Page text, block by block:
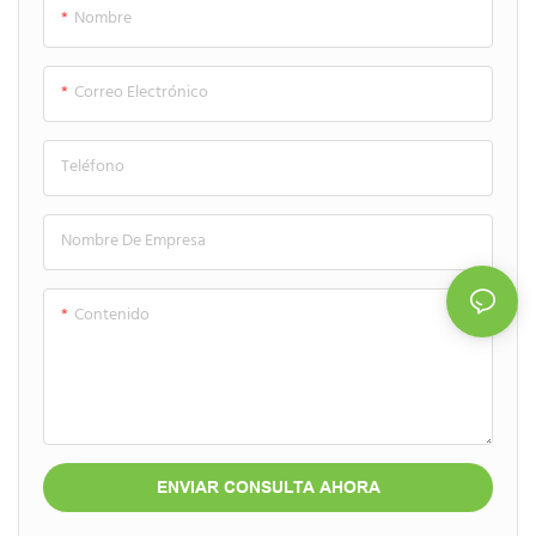
Nombre
Correo Electrónico
Teléfono
Nombre De Empresa
Contenido
ENVIAR CONSULTA AHORA
la funcionalidad diaria para
lociones corporales, champús y
productos de cuidado personal
para lociones y aguas limpiadoras